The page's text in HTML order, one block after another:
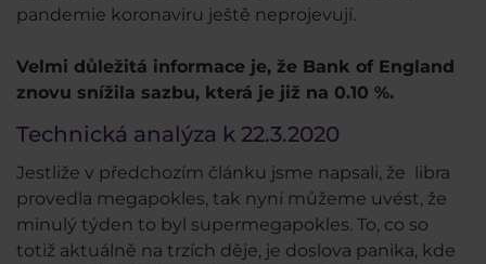
pandemie koronaviru ještě neprojevují.
Velmi důležitá informace je, že Bank of England
znovu snížila sazbu, která je již na 0.10 %.
Technická analýza k 22.3.2020
Jestliže v předchozím článku jsme napsali, že libra
provedla megapokles, tak nyní můžeme uvést, že
minulý týden to byl supermegapokles. To, co so
totiž aktuálně na trzích děje, je doslova panika, kde